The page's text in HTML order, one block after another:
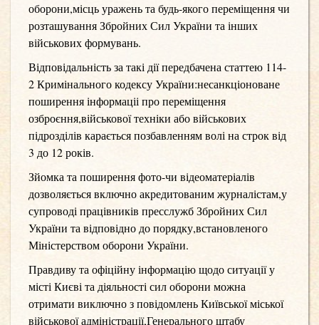
оборони,місць уражень та будь-якого переміщення чи
розташування Збройних Сил України та інших
військових формувань.
Відповідальність за такі дії передбачена статтею 114-
2 Кримінального кодексу України:несанкціоноване
поширення інформаціі про переміщення
озброєння,військової техніки або військових
підрозділів карається позбавленням волі на строк від
3 до 12 років.
Зйомка та поширення фото-чи відеоматеріалів
дозволяється включно акредитованим журналістам,у
супроводі працівників пресслужб Збройних Сил
України та відповідно до порядку,встановленого
Міністерством оборони України.
Правдиву та офіційну інформацію щодо ситуації у
місті Києві та діяльності сил оборони можна
отримати виключно з повідомлень Київської міської
військової адміністрації,Генерального штабу